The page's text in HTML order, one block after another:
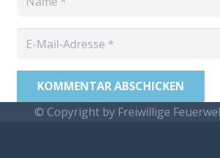
KOMMENTAR ABSCHICKEN
© Copyright by Freiwillige